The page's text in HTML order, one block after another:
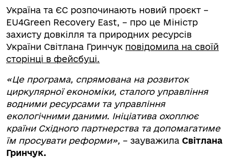
Україна та ЄС розпочинають новий проєкт –
EU4Green Recovery East, – про це Міністр
захисту довкілля та природних ресурсів
України Світлана Гринчук повідомила на своїй
сторінці в фейсбуці.
«Це програма, спрямована на розвиток
циркулярної економіки, сталого управління
водними ресурсами та управління
екологічними даними. Ініціатива охоплює
країни Східного партнерства та допомагатиме
їм просувати реформи», – зауважила Світлана
Гринчук.